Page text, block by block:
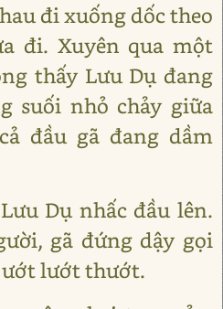
đi xuống dốc theo
đi. Xuyên qua một
thấy Lưu Dụ đang
suối nhỏ chảy giữa
đầu gã đang dầm
Dụ nhấc đầu lên.
gã đứng dậy gọi
lướt thướt.